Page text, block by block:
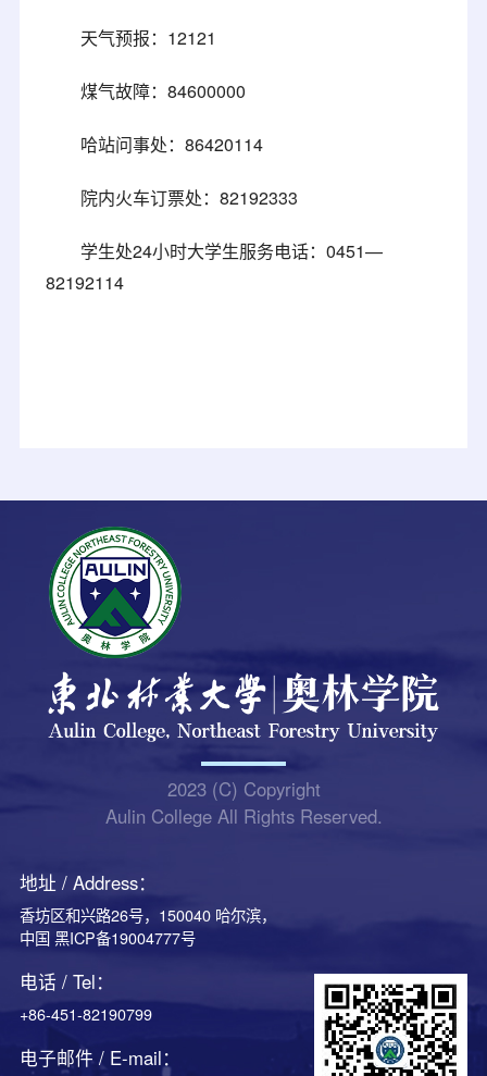
天气预报：12121
煤气故障：84600000
哈站问事处：86420114
院内火车订票处：82192333
学生处24小时大学生服务电话：0451—
82192114
2023 (C) Copyright
Aulin College All Rights Reserved.
地址 / Address：
香坊区和兴路26号，150040 哈尔滨，
中国 黑ICP备19004777号
电话 / Tel：
+86-451-82190799
电子邮件 / E-mail：